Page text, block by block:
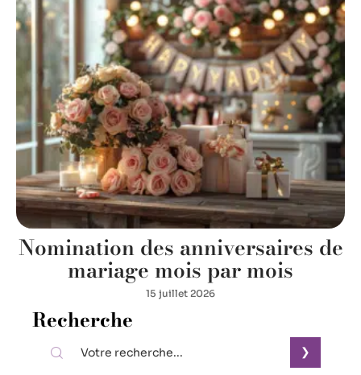
Nomination des anniversaires de
mariage mois par mois
15 juillet 2026
Recherche